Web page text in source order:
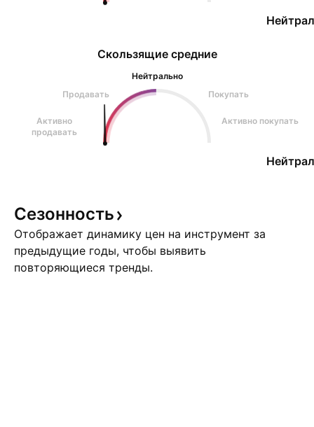
Скользящие средние
Нейтрально
Продавать
Покупать
Активно
продавать
Активно покупать
Сезонность
Отображает динамику цен на инструмент за
предыдущие годы, чтобы выявить
повторяющиеся тренды.